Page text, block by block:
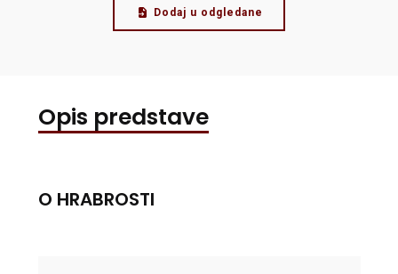
Dodaj u odgledane
Opis predstave
O HRABROSTI